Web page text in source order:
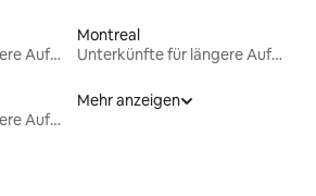
Unterkünfte für längere Aufenthalte
Montreal
Unterkünfte für längere Aufenthalte
Unterkünfte für längere Aufenthalte
Mehr anzeigen